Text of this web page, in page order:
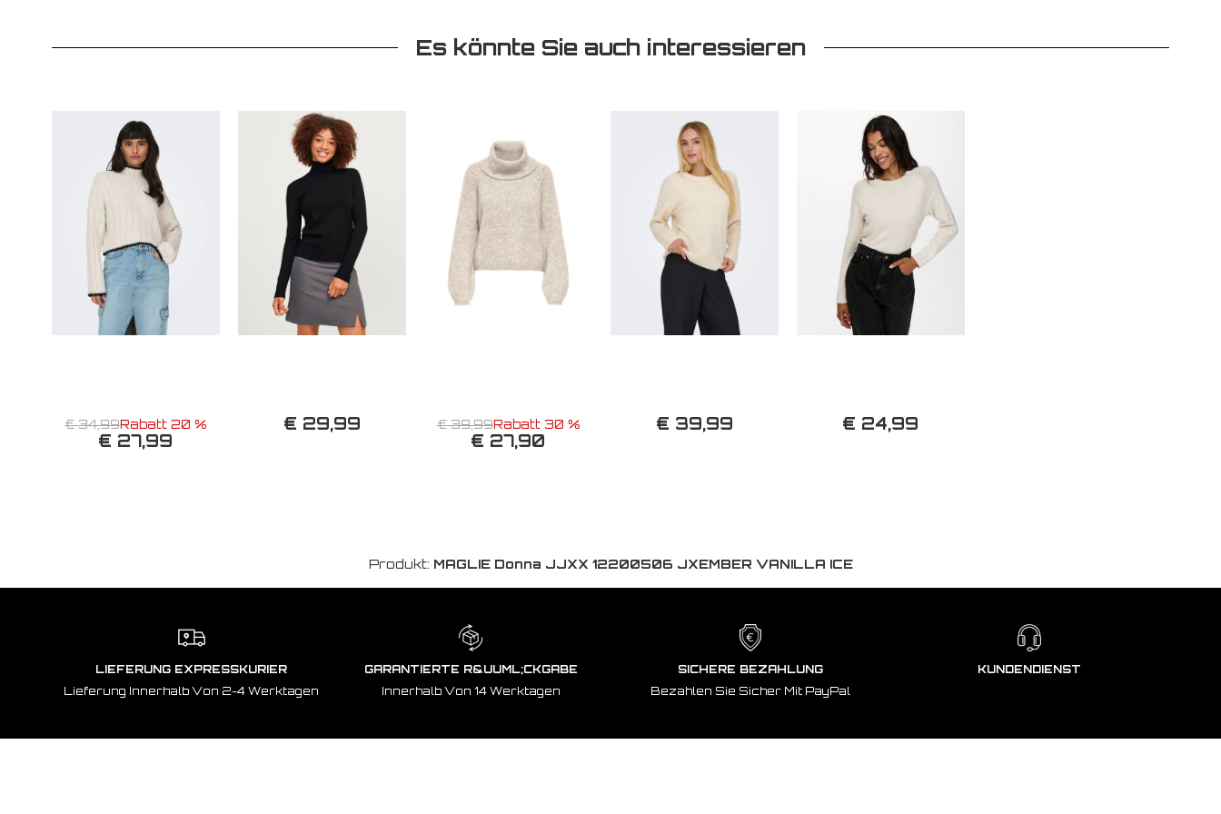
Es könnte Sie auch interessieren
€ 34,99Rabatt 20 %
€ 27,99
€ 29,99 € 39,99Rabatt 30 %
€ 27,90
€ 39,99 € 24,99
Produkt: MAGLIE Donna JJXX 12200506 JXEMBER VANILLA ICE
LIEFERUNG EXPRESSKURIER
Lieferung Innerhalb Von 2-4 Werktagen
GARANTIERTE R&UUML;CKGABE
Innerhalb Von 14 Werktagen
SICHERE BEZAHLUNG
Bezahlen Sie Sicher Mit PayPal
KUNDENDIENST